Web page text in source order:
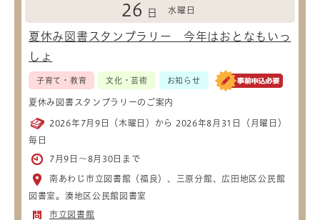
26 日 水曜日
夏休み図書スタンプラリー 今年はおとなもいっ
しょ
子育て・教育 文化・芸術 お知らせ
夏休み図書スタンプラリーのご案内
2026年7月9日（木曜日）から 2026年8月31日（月曜日）
毎日
7月9日～8月30日まで
南あわじ市立図書館（福良）、三原分館、広田地区公民館
図書室。湊地区公民館図書室
市立図書館